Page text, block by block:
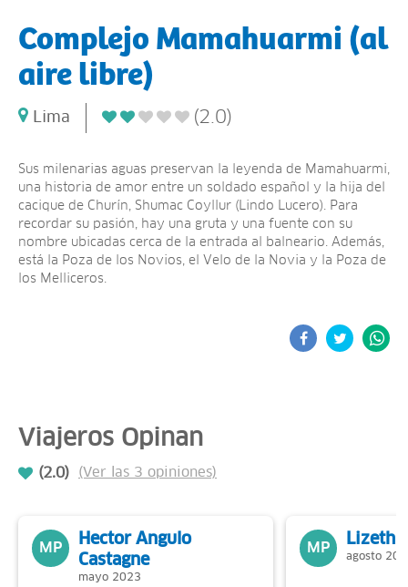
Complejo Mamahuarmi (al
aire libre)
Lima (2.0)
Sus milenarias aguas preservan la leyenda de Mamahuarmi,
una historia de amor entre un soldado español y la hija del
cacique de Churín, Shumac Coyllur (Lindo Lucero). Para
recordar su pasión, hay una gruta y una fuente con su
nombre ubicadas cerca de la entrada al balneario. Además,
está la Poza de los Novios, el Velo de la Novia y la Poza de
los Melliceros.
Viajeros Opinan
(2.0) (Ver las 3 opiniones)
MP
Hector Angulo
Castagne
mayo 2023
MP Lizeth
agosto 2022